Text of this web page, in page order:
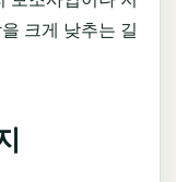
크게 낮추는 길